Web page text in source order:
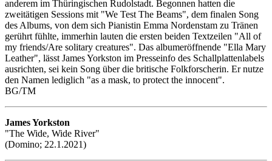
anderem im Thüringischen Rudolstadt. Begonnen hatten die
zweitätigen Sessions mit "We Test The Beams", dem finalen Song
des Albums, von dem sich Pianistin Emma Nordenstam zu Tränen
gerührt fühlte, immerhin lauten die ersten beiden Textzeilen "All of
my friends/Are solitary creatures". Das albumeröffnende "Ella Mary
Leather", lässt James Yorkston im Presseinfo des Schallplattenlabels
ausrichten, sei kein Song über die britische Folkforscherin. Er nutze
den Namen lediglich "as a mask, to protect the innocent".
BG/TM
James Yorkston
"The Wide, Wide River"
(Domino; 22.1.2021)